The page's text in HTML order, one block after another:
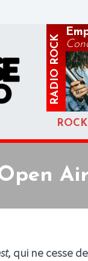
RADIO
ROCK
ROCK
qui ne cesse